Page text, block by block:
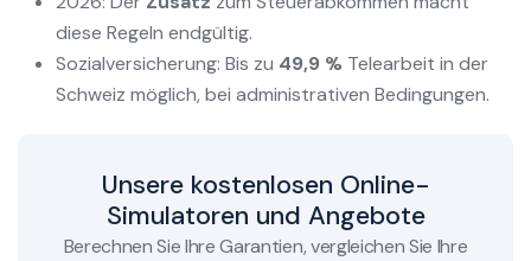
diese Regeln endgültig.
Sozialversicherung: Bis zu 49,9 % Telearbeit in der
Schweiz möglich, bei administrativen Bedingungen.
Unsere kostenlosen Online-
Simulatoren und Angebote
Berechnen Sie Ihre Garantien, vergleichen Sie Ihre